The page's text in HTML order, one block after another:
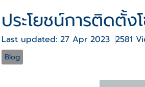
ประโยชน์การติดตั้ง
Last updated: 27 Apr 2023 2581
Blog